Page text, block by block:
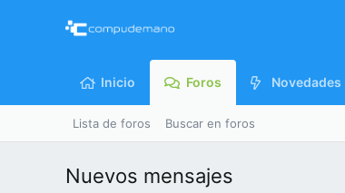
Inicio Foros Novedades
Lista de foros Buscar en foros
Nuevos mensajes